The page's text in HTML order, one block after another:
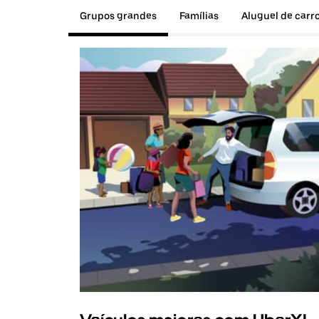
Grupos grandes Famílias Aluguel de